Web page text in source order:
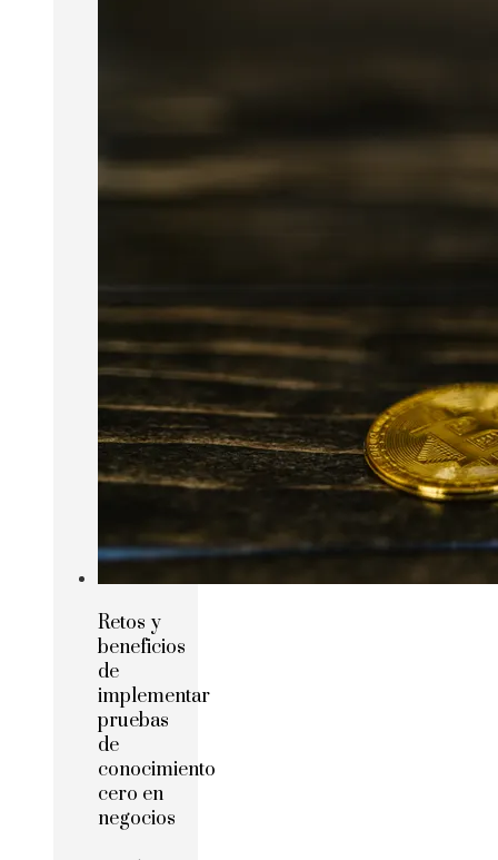
Retos y
beneficios
de
implementar
pruebas
de
conocimiento
cero en
negocios